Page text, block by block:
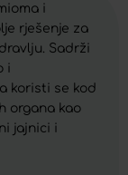
i
rješenje za
Sadrži
i
koristi se kod
organa kao
jajnici i